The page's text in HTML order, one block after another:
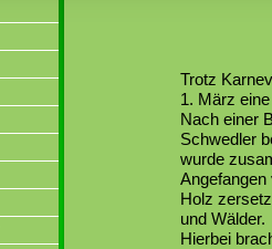
Trotz
1. März
Nach einer
Schwedler
wurde
Angefangen
Holz
und Wälder.
Hierbei